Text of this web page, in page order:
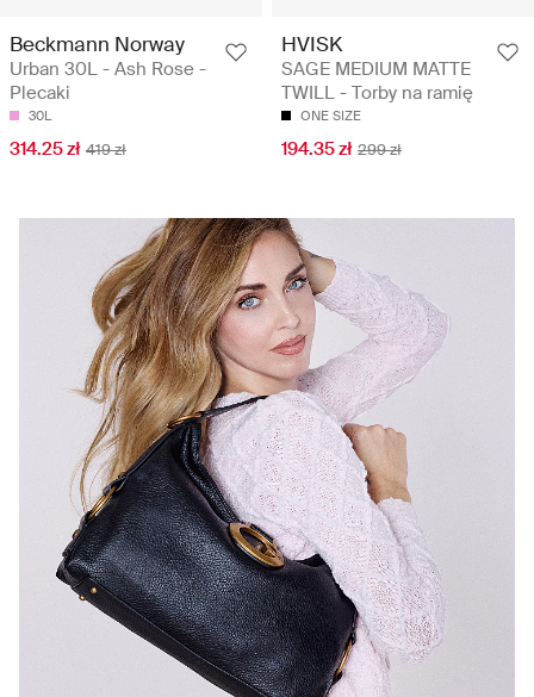
Beckmann Norway
Urban 30L - Ash Rose -
Plecaki
30L
314.25 zł 419 zł
HVISK
SAGE MEDIUM MATTE
TWILL - Torby na ramię
ONE SIZE
194.35 zł 299 zł